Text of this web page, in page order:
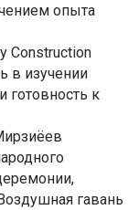
опыта
Construction
в изучении
готовность к
гавань